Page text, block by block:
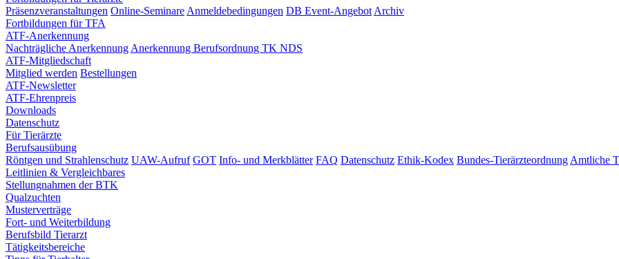
Präsenzveranstaltungen Online-Seminare Anmeldebedingungen DB Event-Angebot Archiv
Fortbildungen für TFA
ATF-Anerkennung
Nachträgliche Anerkennung Anerkennung Berufsordnung TK NDS
ATF-Mitgliedschaft
Mitglied werden Bestellungen
ATF-Newsletter
ATF-Ehrenpreis
Downloads
Datenschutz
Für Tierärzte
Berufsausübung
Röntgen und Strahlenschutz UAW-Aufruf GOT Info- und Merkblätter FAQ Datenschutz Ethik-Kodex Bundes-Tierärzteordnung Amtliche
Leitlinien & Vergleichbares
Stellungnahmen der BTK
Qualzuchten
Musterverträge
Fort- und Weiterbildung
Berufsbild Tierarzt
Tätigkeitsbereiche